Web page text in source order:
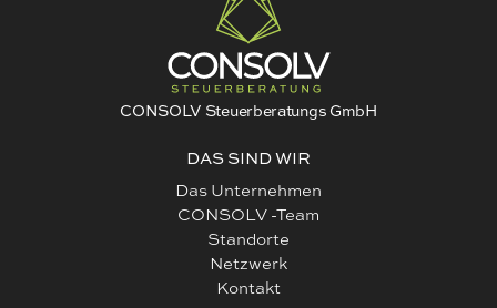
CONSOLV Steuerberatungs GmbH
DAS SIND WIR
Das Unternehmen
CONSOLV -Team
Standorte
Netzwerk
Kontakt